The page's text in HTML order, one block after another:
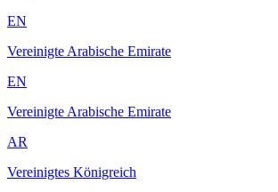
EN
Vereinigte Arabische Emirate
EN
Vereinigte Arabische Emirate
AR
Vereinigtes Königreich